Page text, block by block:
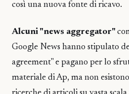
così una nuova fonte di ricavo.
Alcuni "news aggregator"
Google News hanno stipulato
agreement" e pagano per lo
materiale di Ap, ma non